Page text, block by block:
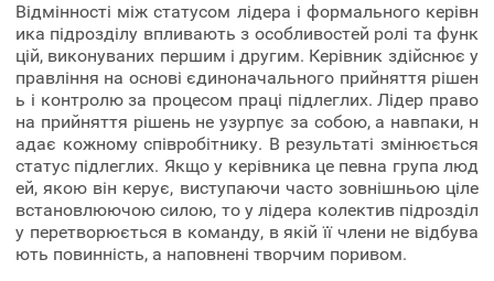
Відмінності між статусом лідера і формального керівн
ика підрозділу впливають з особливостей ролі та функ
цій, виконуваних першим і другим. Керівник здійснює у
правління на основі єдиноначального прийняття рішен
ь і контролю за процесом праці підлеглих. Лідер право
на прийняття рішень не узурпує за собою, а навпаки, н
адає кожному співробітнику. В результаті змінюється
статус підлеглих. Якщо у керівника це певна група люд
ей, якою він керує, виступаючи часто зовнішньою ціле
встановлюючою силою, то у лідера колектив підрозділ
у перетворюється в команду, в якій її члени не відбува
ють повинність, а наповнені творчим поривом.